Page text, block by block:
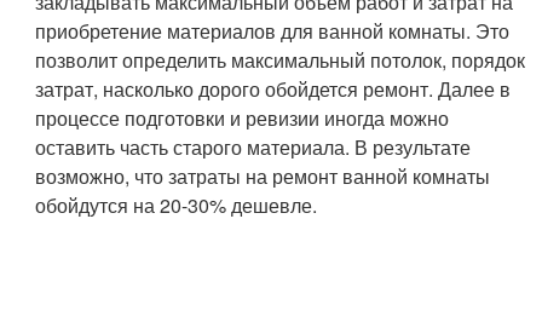
приобретение материалов для ванной комнаты. Это
позволит определить максимальный потолок, порядок
затрат, насколько дорого обойдется ремонт. Далее в
процессе подготовки и ревизии иногда можно
оставить часть старого материала. В результате
возможно, что затраты на ремонт ванной комнаты
обойдутся на 20-30% дешевле.